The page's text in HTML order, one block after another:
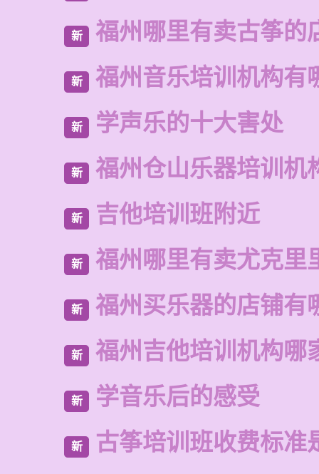
新 福州哪里有卖古筝的
新 福州音乐培训机构有
新 学声乐的十大害处
新 福州仓山乐器培训机
新 吉他培训班附近
新 福州哪里有卖尤克里
新 福州买乐器的店铺有
新 福州吉他培训机构哪
新 学音乐后的感受
新 古筝培训班收费标准